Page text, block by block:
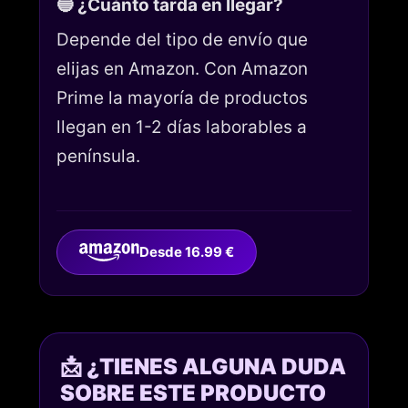
🔵 ¿Cuánto tarda en llegar?
Depende del tipo de envío que
elijas en Amazon. Con Amazon
Prime la mayoría de productos
llegan en 1-2 días laborables a
península.
Desde 16.99 €
📩 ¿TIENES ALGUNA DUDA
SOBRE ESTE PRODUCTO